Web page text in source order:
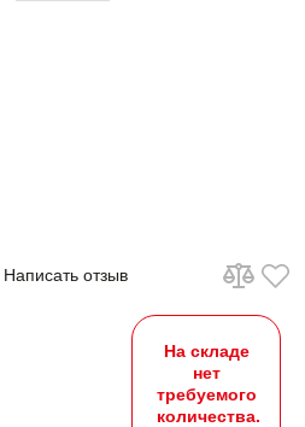
Написать отзыв
На складе
нет
требуемого
количества.